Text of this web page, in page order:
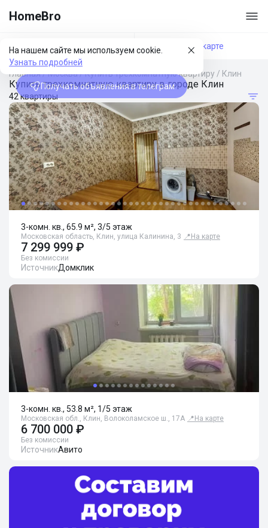
HomeBro
На нашем сайте мы используем cookie.
Узнать подробней
Получать объявления в телеграм
Фильтры На карте
Главная/Москва/Купить трехкомнатную квартиру / Клин
Купить трехкомнатную квартиру в городе Клин
42 квартиры
3-комн. кв., 65.9 м², 3/5 этаж
Московская область, Клин, улица Калинина, 3 📍 На карте
7 299 999 ₽
Без комиссии
ИсточникДомклик
3-комн. кв., 53.8 м², 1/5 этаж
Московская обл., Клин, Волоколамское ш., 17А 📍 На карте
6 700 000 ₽
Без комиссии
ИсточникАвито